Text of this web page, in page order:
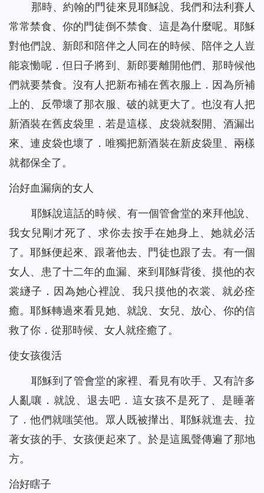
那時、約翰的門徒來見耶穌說、我們和法利賽人
常常禁食、你的門徒倒不禁食、這是為什麼呢。耶穌
對他們說、新郎和陪伴之人同在的時候、陪伴之人豈
能哀慟呢．但日子將到、新郎要離開他們、那時候他
們就要禁食。沒有人把新布補在舊衣服上．因為所補
上的、反帶壞了那衣服、破的就更大了。也沒有人把
新酒裝在舊皮袋里．若是這樣、皮袋就裂開、酒漏出
來、連皮袋也壞了．唯獨把新酒裝在新皮袋里、兩樣
就都保全了。
治好血漏病的女人
耶穌說這話的時候、有一個管會堂的來拜他說、
我女兒剛才死了、求你去按手在她身上、她就必活
了。耶穌便起來、跟著他去、門徒也跟了去。有一個
女人、患了十二年的血漏、來到耶穌背後、摸他的衣
裳繸子．因為她心裡說、我只摸他的衣裳、就必痊
癒。耶穌轉過來看見她、就說、女兒、放心、你的信
救了你．從那時候、女人就痊癒了。
使女孩復活
耶穌到了管會堂的家裡、看見有吹手、又有許多
人亂嚷．就說、退去吧．這女孩不是死了、是睡著
了．他們就嗤笑他。眾人既被攆出、耶穌就進去、拉
著女孩的手、女孩便起來了。於是這風聲傳遍了那地
方。
治好瞎子